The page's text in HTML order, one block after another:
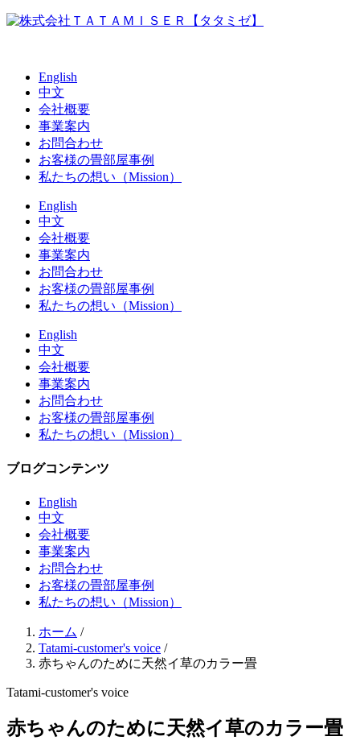
English
中文
会社概要
事業案内
お問合わせ
お客様の畳部屋事例
私たちの想い（Mission）
English
中文
会社概要
事業案内
お問合わせ
お客様の畳部屋事例
私たちの想い（Mission）
English
中文
会社概要
事業案内
お問合わせ
お客様の畳部屋事例
私たちの想い（Mission）
ブログコンテンツ
English
中文
会社概要
事業案内
お問合わせ
お客様の畳部屋事例
私たちの想い（Mission）
ホーム /
Tatami-customer's voice /
赤ちゃんのために天然イ草のカラー畳
Tatami-customer's voice
赤ちゃんのために天然イ草のカラー畳